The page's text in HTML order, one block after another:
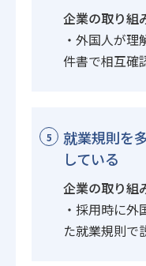
企業の取り組
・外国人が
件書で相互確
5
就業規則を
している
企業の取り組
・採用時に
た就業規則で